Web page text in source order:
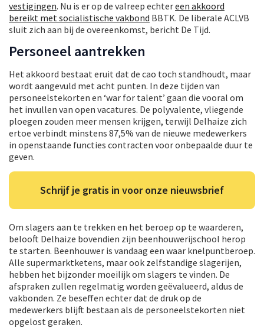
vestigingen. Nu is er op de valreep echtereen akkoord
bereikt met socialistische vakbond BBTK. De liberale ACLVB
sluit zich aan bij de overeenkomst, bericht De Tijd.
Personeel aantrekken
Het akkoord bestaat eruit dat de cao toch standhoudt, maar
wordt aangevuld met acht punten. In deze tijden van
personeelstekorten en ‘war for talent’ gaan die vooral om
het invullen van open vacatures. De polyvalente, vliegende
ploegen zouden meer mensen krijgen, terwijl Delhaize zich
ertoe verbindt minstens 87,5% van de nieuwe medewerkers
in openstaande functies contracten voor onbepaalde duur te
geven.
Schrijf je gratis in voor onze nieuwsbrief
Om slagers aan te trekken en het beroep op te waarderen,
belooft Delhaize bovendien zijn beenhouwerijschool herop
te starten. Beenhouwer is vandaag een waar knelpuntberoep.
Alle supermarktketens, maar ook zelfstandige slagerijen,
hebben het bijzonder moeilijk om slagers te vinden. De
afspraken zullen regelmatig worden geëvalueerd, aldus de
vakbonden. Ze beseffen echter dat de druk op de
medewerkers blijft bestaan als de personeelstekorten niet
opgelost geraken.